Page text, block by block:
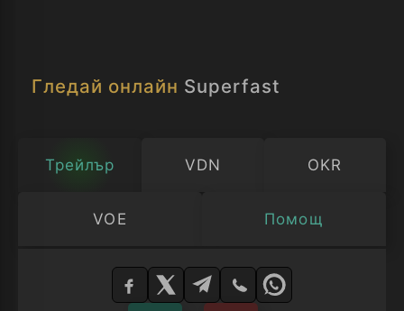
Гледай онлайн Superfast
Трейлър VDN OKR
VOE Помощ
Изберете